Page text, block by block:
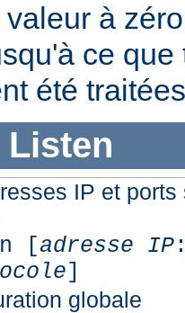
à
ce
été
Listen
IP et
[adresse IP
]
globale